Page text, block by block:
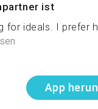
ist
for ideals. I prefer
App